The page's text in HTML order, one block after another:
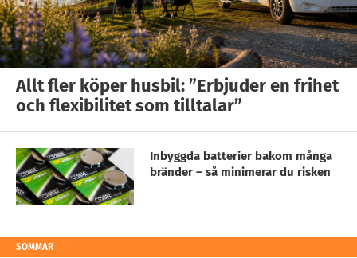
Allt fler köper husbil: ”Erbjuder en frihet
och flexibilitet som tilltalar”
Inbyggda batterier bakom många
bränder – så minimerar du risken
SOMMAR